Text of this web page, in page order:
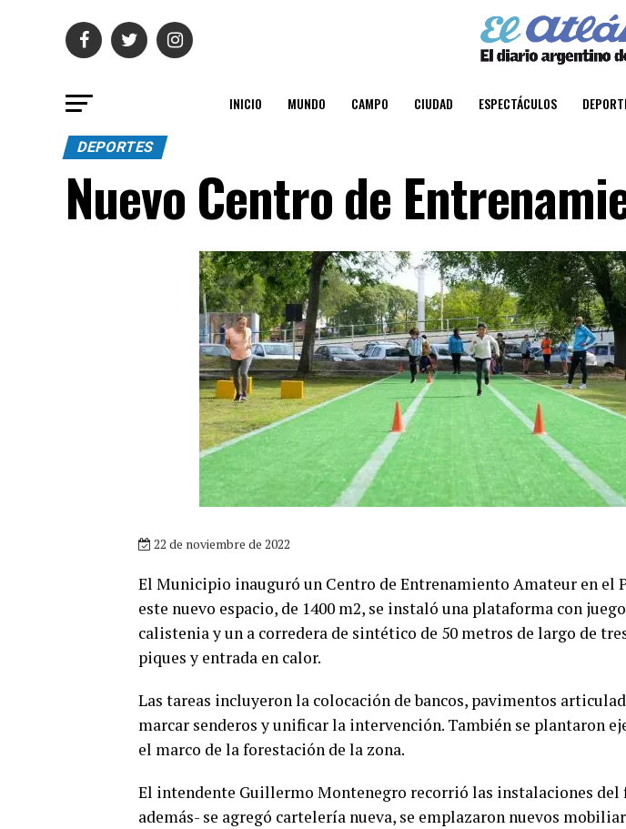
INICIO MUNDO CAMPO CIUDAD ESPECTÁCULOS
DEPORTES
Nuevo Centro de
22 de noviembre de 2022
El Municipio inauguró un Centro de Entrenamiento Amateur en el
este nuevo espacio, de 1400 m2, se instaló una plataforma con
calistenia y un a corredera de sintético de 50 metros de largo de
piques y entrada en calor.
Las tareas incluyeron la colocación de bancos, pavimentos
marcar senderos y unificar la intervención. También se plantaron
el marco de la forestación de la zona.
El intendente Guillermo Montenegro recorrió las instalaciones del
además- se agregó cartelería nueva, se emplazaron nuevos